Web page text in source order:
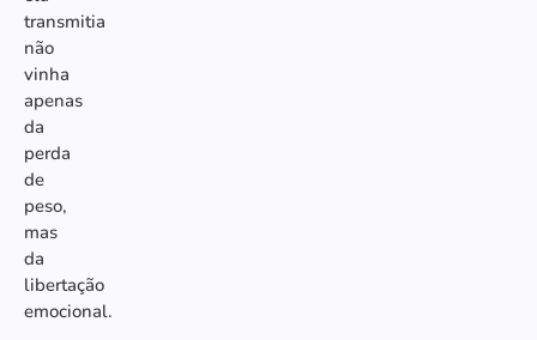
transmitia
não
vinha
apenas
da
perda
de
peso,
mas
da
libertação
emocional.